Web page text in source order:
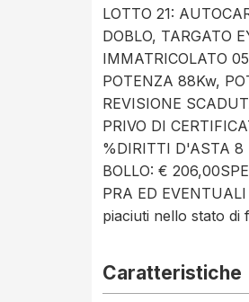
LOTTO 21:
DOBLO, TARGATO
IMMATRICOLATO
POTENZA 88Kw,
REVISIONE
PRIVO DI
%DIRITTI D'ASTA 8
BOLLO: €
PRA ED
piaciuti nello stato di
Caratteristiche